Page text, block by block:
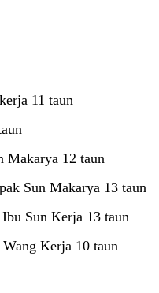
11 taun
Makarya 12 taun
Sun Makarya 13 taun
Sun Kerja 13 taun
Kerja 10 taun